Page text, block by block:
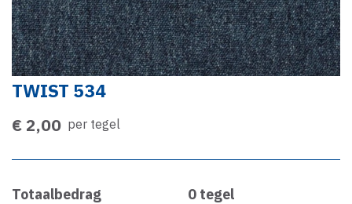
TWIST 534
€ 2,00 per tegel
Totaalbedrag
0 tegel